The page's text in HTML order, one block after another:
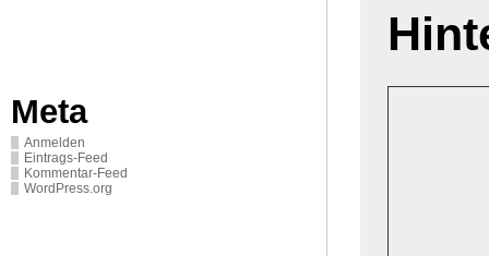
Meta
Anmelden
Eintrags-Feed
Kommentar-Feed
WordPress.org